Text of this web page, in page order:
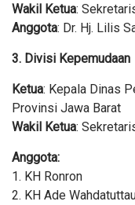
Wakil Ketua:
Anggota: Dr. Hj. Lilis
3. Divisi Kepemudaan
Ketua: Kepala Dinas
Provinsi Jawa Barat
Wakil Ketua:
Anggota:
1. KH Ronron
2. KH Ade